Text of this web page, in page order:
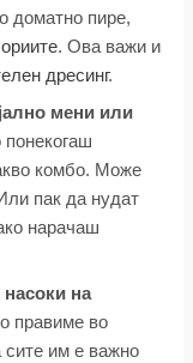
доматно пире,
. Ова важи и
дресинг.
мени или
комбо. Може
пак да нудат
нарачаш
насоки на
правиме во
им е важно